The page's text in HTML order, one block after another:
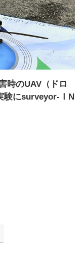
時のUAV（ドロ
験にsurveyor-ⅠN